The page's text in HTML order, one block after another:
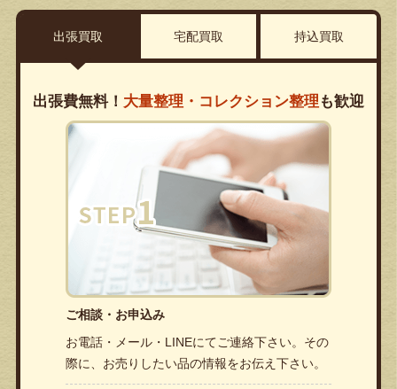
出張買取 宅配買取 持込買取
出張費無料！ 大量整理・コレクション整理 も歓迎
ご相談・お申込み
お電話・メール・LINEにてご連絡下さい。その
際に、お売りしたい品の情報をお伝え下さい。